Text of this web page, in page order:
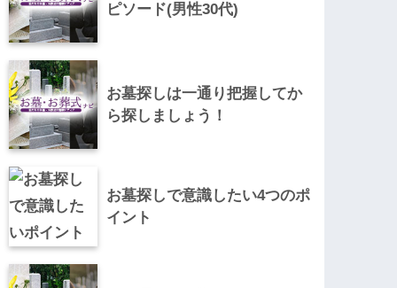
ピソード(男性30代)
お墓探しは一通り把握してか
ら探しましょう！
お墓探しで意識したい4つのポ
イント